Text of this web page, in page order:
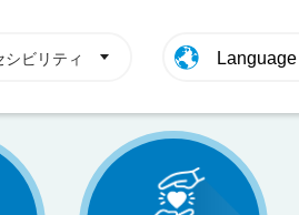
シビリティ Language